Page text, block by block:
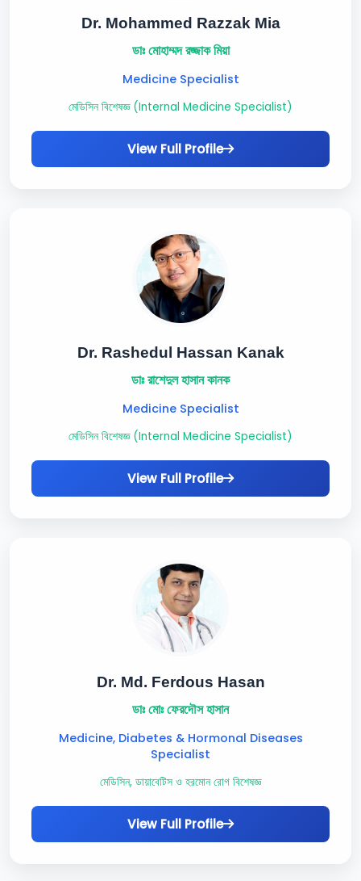
Dr. Mohammed Razzak Mia
ডাঃ মোহাম্মদ রজ্জাক মিয়া
Medicine Specialist
মেডিসিন বিশেষজ্ঞ (Internal Medicine Specialist)
View Full Profile
Dr. Rashedul Hassan Kanak
ডাঃ রাশেদুল হাসান কানক
Medicine Specialist
মেডিসিন বিশেষজ্ঞ (Internal Medicine Specialist)
View Full Profile
Dr. Md. Ferdous Hasan
ডাঃ মোঃ ফেরদৌস হাসান
Medicine, Diabetes & Hormonal Diseases
Specialist
মেডিসিন, ডায়াবেটিস ও হরমোন রোগ বিশেষজ্ঞ
View Full Profile